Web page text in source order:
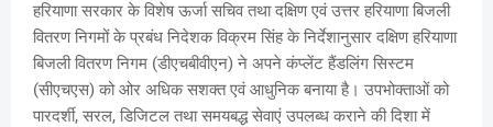
हरियाणा सरकार के विशेष ऊर्जा सचिव तथा दक्षिण एवं उत्तर हरियाणा बिजली
वितरण निगमों के प्रबंध निदेशक विक्रम सिंह के निर्देशानुसार दक्षिण हरियाणा
बिजली वितरण निगम (डीएचबीवीएन) ने अपने कंप्लेंट हैंडलिंग सिस्टम
(सीएचएस) को ओर अधिक सशक्त एवं आधुनिक बनाया है। उपभोक्ताओं को
पारदर्शी, सरल, डिजिटल तथा समयबद्ध सेवाएं उपलब्ध कराने की दिशा में